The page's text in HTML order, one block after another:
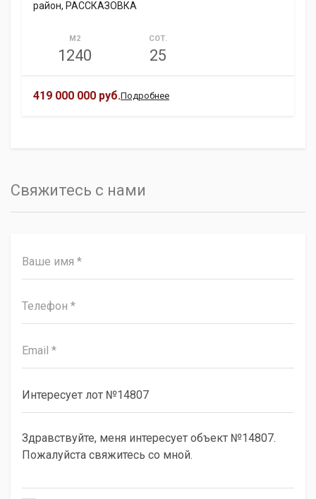
район, РАССКАЗОВКА
М2
1240
СОТ.
25
419 000 000 руб.Подробнее
Свяжитесь с нами